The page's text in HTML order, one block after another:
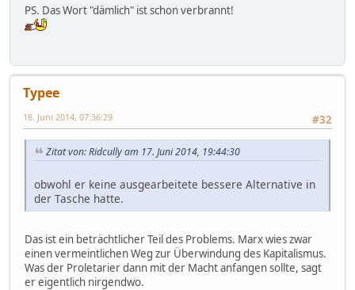
PS. Das Wort "dämlich" ist schon verbrannt!
Typee
#32
18. Juni 2014, 07:36:29
Zitat von: Ridcully am 17. Juni 2014, 19:44:30
obwohl er keine ausgearbeitete bessere Alternative in
der Tasche hatte.
Das ist ein beträchtlicher Teil des Problems. Marx wies zwar
einen vermeintlichen Weg zur Überwindung des Kapitalismus.
Was der Proletarier dann mit der Macht anfangen sollte, sagt
er eigentlich nirgendwo.